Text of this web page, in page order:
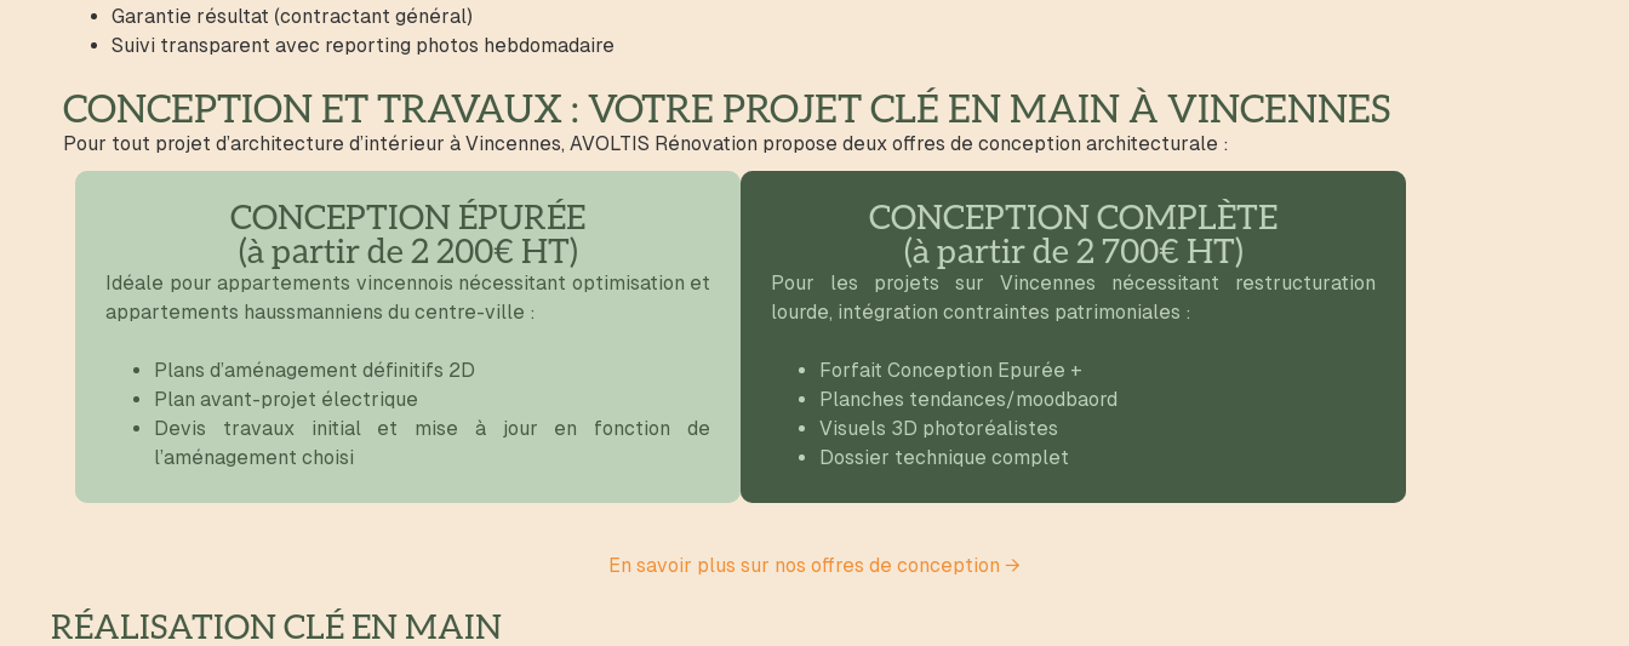
Garantie résultat (contractant général)
Suivi transparent avec reporting photos hebdomadaire
CONCEPTION ET TRAVAUX : VOTRE PROJET CLÉ EN MAIN À VINCENNES
Pour tout projet d’architecture d’intérieur à Vincennes, AVOLTIS Rénovation propose deux offres de conception architecturale :
CONCEPTION ÉPURÉE
(à partir de 2 200€ HT)
Idéale pour appartements vincennois nécessitant optimisation et
appartements haussmanniens du centre-ville :
Plans d’aménagement définitifs 2D
Plan avant-projet électrique
Devis travaux initial et mise à jour en fonction de
l’aménagement choisi
CONCEPTION COMPLÈTE
(à partir de 2 700€ HT)
Pour les projets sur Vincennes nécessitant restructuration
lourde, intégration contraintes patrimoniales :
Forfait Conception Epurée +
Planches tendances/moodbaord
Visuels 3D photoréalistes
Dossier technique complet
En savoir plus sur nos offres de conception →
RÉALISATION CLÉ EN MAIN